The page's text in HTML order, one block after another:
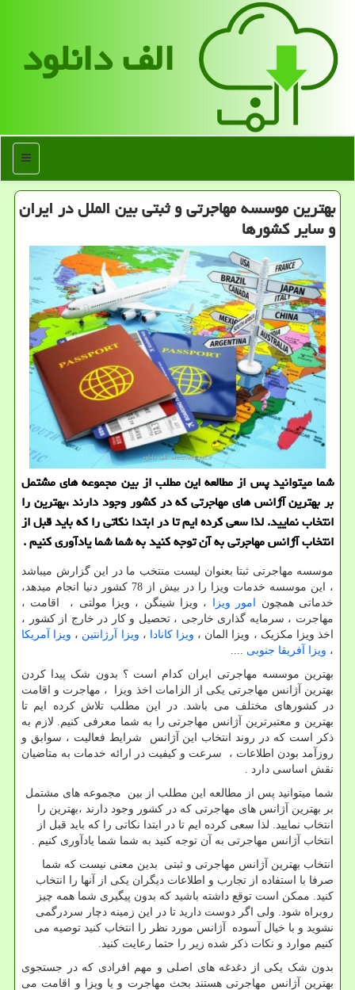
الف دانلود
منو
بهترین موسسه مهاجرتی و ثبتی بین الملل در ایران
و سایر کشورها
شما میتوانید پس از مطالعه این مطلب از بین مجموعه های مشتمل
بر بهترین آژانس های مهاجرتی که در کشور وجود دارند ،بهترین را
انتخاب نمایید. لذا سعی کرده ایم تا در ابتدا نکاتی را که باید قبل از
انتخاب آژانس مهاجرتی به آن توجه کنید به شما شما یادآوری کنیم .
موسسه مهاجرتی ثبتا بعنوان لیست منتخب ما در این گزارش میباشد
، این موسسه خدمات ویزا را در بیش از 78 کشور دنیا انجام میدهد،
خدماتی همچون امور ویزا ، ویزا شینگن ، ویزا مولتی ، اقامت ،
مهاجرت ، سرمایه گذاری خارجی ، تحصیل و کار در خارج از کشور ،
اخذ ویزا مکزیک ، ویزا المان ، ویزا کانادا ، ویزا آرژانتین ، ویزا آمریکا
، ویزا آفریقا جنوبی
بهترین موسسه مهاجرتی ایران کدام است ؟ بدون شک پیدا کردن
بهترین آژانس مهاجرتی یکی از الزامات اخذ ویزا ، مهاجرت و اقامت
در کشورهای مختلف می باشد. در این مطلب تلاش کرده ایم تا
بهترین و معتبرترین آژانس مهاجرتی را به شما معرفی کنیم. لازم به
ذکر است که در روند انتخاب این آژانس شرایط فعالیت ، سوابق و
روزآمد بودن اطلاعات ، سرعت و کیفیت در ارائه خدمات به متاضیان
نقش اساسی دارد .
شما میتوانید پس از مطالعه این مطلب از بین مجموعه های مشتمل
بر بهترین آژانس های مهاجرتی که در کشور وجود دارند ،بهترین را
انتخاب نمایید. لذا سعی کرده ایم تا در ابتدا نکاتی را که باید قبل از
انتخاب آژانس مهاجرتی به آن توجه کنید به شما شما یادآوری کنیم .
انتخاب بهترین آژانس مهاجرتی و ثبتی بدین معنی نیست که شما
صرفا با استفاده از تجارب و اطلاعات دیگران یکی از آنها را انتخاب
کنید. ممکن است توقع داشته باشید که بدون پیگیری شما همه چیز
روبراه شود. ولی اگر دوست دارید تا در این زمینه دچار سردرگمی
نشوید و با خیال آسوده آژانس مورد نظر را انتخاب کنید توصیه می
کنیم موارد و نکات ذکر شده زیر را حتما رعایت کنید.
بدون شک یکی از دغدغه های اصلی و مهم افرادی که در جستجوی
بهترین آژانس مهاجرتی هستند بحث مهاجرت و یا ویزا و اقامت می